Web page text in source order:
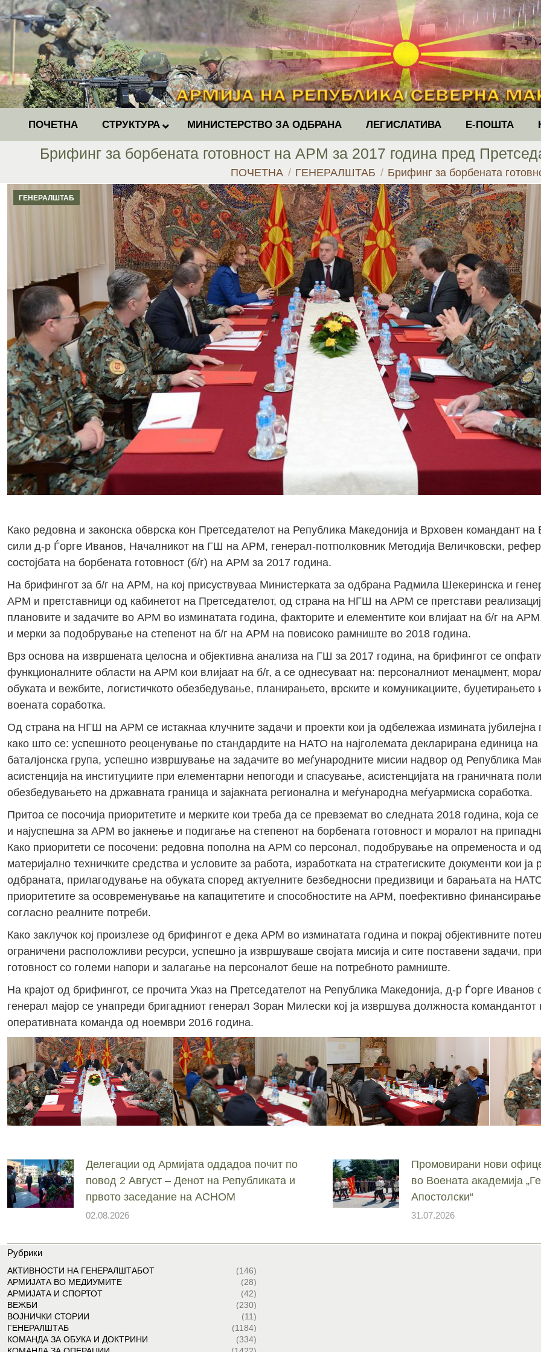
ПОЧЕТНА СТРУКТУРА МИНИСТЕРСТВО ЗА ОДБРАНА ЛЕГИСЛАТИВА Е-ПОШТА
Брифинг за борбената готовност на АРМ за 2017 година пред
You are here:
ПОЧЕТНА ГЕНЕРАЛШТАБ Брифинг за борбената
ГЕНЕРАЛШТАБ
Како редовна и законска обврска кон Претседателот на Република Македонија и Врховен командант на
сили д-р Ѓорге Иванов, Началникот на ГШ на АРМ, генерал-потполковник Методија Величковски,
состојбата на борбената готовност (б/г) на АРМ за 2017 година.
На брифингот за б/г на АРМ, на кој присуствуваа Министерката за одбрана Радмила Шекеринска и
АРМ и претставници од кабинетот на Претседателот, од страна на НГШ на АРМ се претстави
плановите и задачите во АРМ во изминатата година, факторите и елементите кои влијаат на б/г на
и мерки за подобрување на степенот на б/г на АРМ на повисоко рамниште во 2018 година.
Врз основа на извршената целосна и објективна анализа на ГШ за 2017 година, на брифингот се
функционалните области на АРМ кои влијаат на б/г, а се однесуваат на: персоналниот менаџмент,
обуката и вежбите, логистичкото обезбедување, планирањето, врските и комуникациите, буџетирањето
воената соработка.
Од страна на НГШ на АРМ се истакнаа клучните задачи и проекти кои ја одбележаа измината
како што се: успешното реоценување по стандардите на НАТО на најголемата декларирана единица
баталјонска група, успешно извршување на задачите во меѓународните мисии надвор од Република
асистенција на институциите при елементарни непогоди и спасување, асистенцијата на граничната
обезбедувањето на државната граница и зајакната регионална и меѓународна меѓуармиска соработка.
Притоа се посочија приоритетите и мерките кои треба да се превземат во следната 2018 година, која
и најуспешна за АРМ во јакнење и подигање на степенот на борбената готовност и моралот на
Како приоритети се посочени: редовна пополна на АРМ со персонал, подобрување на опременоста и
материјално техничките средства и условите за работа, изработката на стратегиските документи кои ја
одбраната, прилагодување на обуката според актуелните безбедносни предизвици и барањата на
приоритетите за осовременување на капацитетите и способностите на АРМ, поефективно
согласно реалните потреби.
Како заклучок кој произлезе од брифингот е дека АРМ во изминатата година и покрај објективните
ограничени расположливи ресурси, успешно ја извршуваше својата мисија и сите поставени задачи,
готовност со големи напори и залагање на персоналот беше на потребното рамниште.
На крајот од брифингот, се прочита Указ на Претседателот на Република Македонија, д-р Ѓорге Иванов
генерал мајор се унапреди бригадниот генерал Зоран Милески кој ја извршува должноста
оперативната команда од ноември 2016 година.
Делегации од Армијата оддадоа почит по
повод 2 Август – Денот на Републиката и
првото заседание на АСНОМ
02.08.2026
Промовирани нови
во Воената академија
Апостолски“
31.07.2026
Јан
14
Мај
46
27
Јан
7
Мај
16
40
Јан
9
Мај
28
24
Јан
4
Мај
24
19
Јан
11
Мај
17
18
Јан
12
Мај
12
19
Јан
16
Мај
34
38
Јан
9
Мај
22
42
Јан
13
Мај
37
24
Јан
6
Мај
15
21
Јан
16
Мај
29
30
Јан
11
Мај
41
31
Јан
0
Мај
3
15
Рубрики
АКТИВНОСТИ НА ГЕНЕРАЛШТАБОТ
(146)
АРМИЈАТА ВО МЕДИУМИТЕ
(28)
АРМИЈАТА И СПОРТОТ
(42)
ВЕЖБИ
(230)
ВОЈНИЧКИ СТОРИИ
(11)
ГЕНЕРАЛШТАБ
(1184)
КОМАНДА ЗА ОБУКА И ДОКТРИНИ
(334)